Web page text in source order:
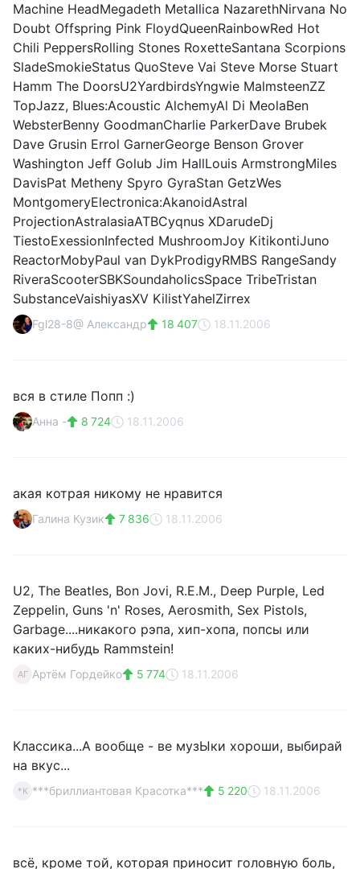
Machine HeadMegadeth Metallica NazarethNirvana No
Doubt Offspring Pink FloydQueenRainbowRed Hot
Chili PeppersRolling Stones RoxetteSantana Scorpions
SladeSmokieStatus QuoSteve Vai Steve Morse Stuart
Hamm The DoorsU2YardbirdsYngwie MalmsteenZZ
TopJazz, Blues:Acoustic AlchemyAl Di MeolaBen
WebsterBenny GoodmanCharlie ParkerDave Brubek
Dave Grusin Errol GarnerGeorge Benson Grover
Washington Jeff Golub Jim HallLouis ArmstrongMiles
DavisPat Metheny Spyro GyraStan GetzWes
MontgomeryElectronica:AkanoidAstral
ProjectionAstralasiaATBCyqnus XDarudeDj
TiestoExessionInfected MushroomJoy KitikontiJuno
ReactorMobyPaul van DykProdigyRMBS RangeSandy
RiveraScooterSBKSoundaholicsSpace TribeTristan
SubstanceVaishiyasXV KilistYahelZirrex
Fgl28-8@ Александр 18 407 18.11.2006
вся в стиле Попп :)
Анна - 8 724 18.11.2006
акая котрая никому не нравится
Галина Кузик 7 836 18.11.2006
U2, The Beatles, Bon Jovi, R.E.M., Deep Purple, Led
Zeppelin, Guns 'n' Roses, Aerosmith, Sex Pistols,
Garbage....никакого рэпа, хип-хопа, попсы или
каких-нибудь Rammstein!
АГ Артём Гордейко 5 774 18.11.2006
Классика...А вообще - ве музЫки хороши, выбирай
на вкус...
*К ***бриллиантовая Красотка*** 5 220 18.11.2006
всё, кроме той, которая приносит головную боль,